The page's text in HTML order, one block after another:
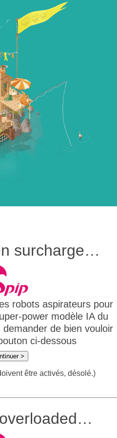
surcharge…
robots aspirateurs pour
power modèle IA du
de bien vouloir
ci-dessous
>
être activés, désolé.)